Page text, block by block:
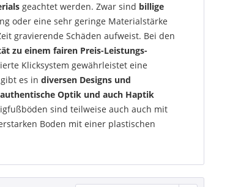
geachtet werden. Zwar sind billige
oder eine sehr geringe Materialstärke
gravierende Schäden aufweist. Bei den
zu einem fairen Preis-Leistungs-
Klicksystem gewährleistet eine
gibt es in diversen Designs und
Optik und auch Haptik
sind teilweise auch auch mit
Boden mit einer plastischen